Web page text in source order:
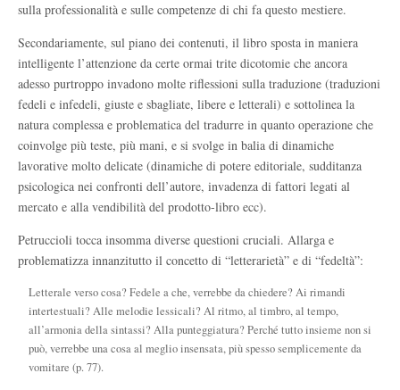
sulla professionalità e sulle competenze di chi fa questo mestiere.
Secondariamente, sul piano dei contenuti, il libro sposta in maniera
intelligente l’attenzione da certe ormai trite dicotomie che ancora
adesso purtroppo invadono molte riflessioni sulla traduzione (traduzioni
fedeli e infedeli, giuste e sbagliate, libere e letterali) e sottolinea la
natura complessa e problematica del tradurre in quanto operazione che
coinvolge più teste, più mani, e si svolge in balia di dinamiche
lavorative molto delicate (dinamiche di potere editoriale, sudditanza
psicologica nei confronti dell’autore, invadenza di fattori legati al
mercato e alla vendibilità del prodotto-libro ecc).
Petruccioli tocca insomma diverse questioni cruciali. Allarga e
problematizza innanzitutto il concetto di “letterarietà” e di “fedeltà”:
Letterale verso cosa? Fedele a che, verrebbe da chiedere? Ai rimandi
intertestuali? Alle melodie lessicali? Al ritmo, al timbro, al tempo,
all’armonia della sintassi? Alla punteggiatura? Perché tutto insieme non si
può, verrebbe una cosa al meglio insensata, più spesso semplicemente da
vomitare (p. 77).